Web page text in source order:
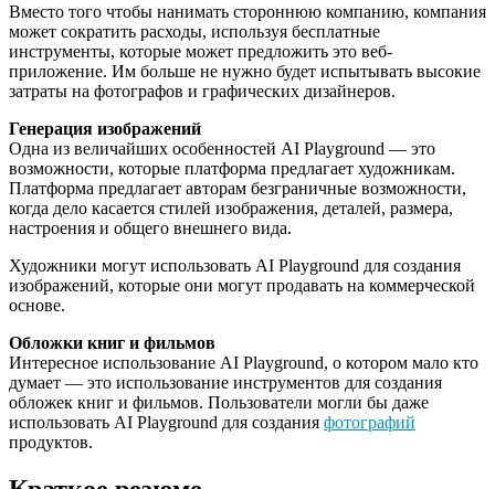
Вместо того чтобы нанимать стороннюю компанию, компания
может сократить расходы, используя бесплатные
инструменты, которые может предложить это веб-
приложение. Им больше не нужно будет испытывать высокие
затраты на фотографов и графических дизайнеров.
Генерация изображений
Одна из величайших особенностей AI Playground — это
возможности, которые платформа предлагает художникам.
Платформа предлагает авторам безграничные возможности,
когда дело касается стилей изображения, деталей, размера,
настроения и общего внешнего вида.
Художники могут использовать AI Playground для создания
изображений, которые они могут продавать на коммерческой
основе.
Обложки книг и фильмов
Интересное использование AI Playground, о котором мало кто
думает — это использование инструментов для создания
обложек книг и фильмов. Пользователи могли бы даже
использовать AI Playground для создания фотографий
продуктов.